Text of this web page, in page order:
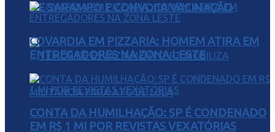
DE SARAMPO E CONVOCA VACINAÇÃO
COVARDIA EM PIZZARIA: HOMEM ATIRA EM
ENTREGADORES NA ZONA LESTE
CONTA DA HUMILHAÇÃO: SP É CONDENADO
EM R$ 1 MI POR REVISTAS VEXATÓRIAS